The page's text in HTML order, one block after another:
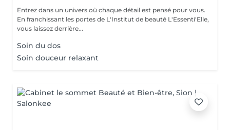
Entrez dans un univers où chaque détail est pensé pour vous.
En franchissant les portes de L'Institut de beauté L'Essenti'Elle,
vous laissez derrière...
Soin du dos
Soin douceur relaxant